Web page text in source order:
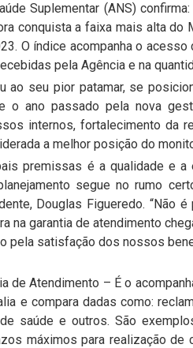
Suplementar (ANS)
conquista a faixa mais alta do
O índice acompanha o
pela Agência e na
ao seu pior patamar, se
o ano passado pela nova
internos, fortalecimento da
a melhor posição do
premissas é a qualidade e
segue no rumo
Douglas Figueredo. “Não
na garantia de atendimento
pela satisfação dos nossos
de Atendimento – É o
e compara dadas como:
saúde e outros. São
máximos para realização